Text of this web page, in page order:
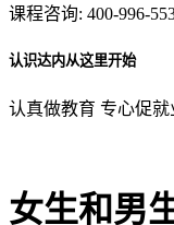
课程咨询: 400-996-
认识达内从这里开始
认真做教育 专心促就
女生和男